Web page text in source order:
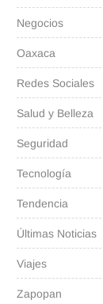
Negocios
Oaxaca
Redes Sociales
Salud y Belleza
Seguridad
Tecnología
Tendencia
Últimas Noticias
Viajes
Zapopan